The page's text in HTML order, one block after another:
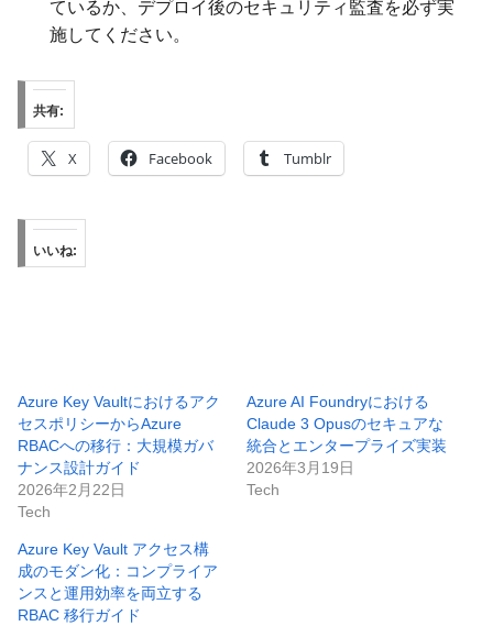
ているか、デプロイ後のセキュリティ監査を必ず実
施してください。
共有:
X Facebook Tumblr
いいね:
Azure Key Vaultにおけるアク
セスポリシーからAzure
RBACへの移行：大規模ガバ
ナンス設計ガイド
2026年2月22日
Tech
Azure AI Foundryにおける
Claude 3 Opusのセキュアな
統合とエンタープライズ実装
2026年3月19日
Tech
Azure Key Vault アクセス構
成のモダン化：コンプライア
ンスと運用効率を両立する
RBAC 移行ガイド